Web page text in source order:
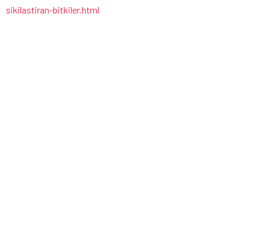
sikilastiran-bitkiler.html